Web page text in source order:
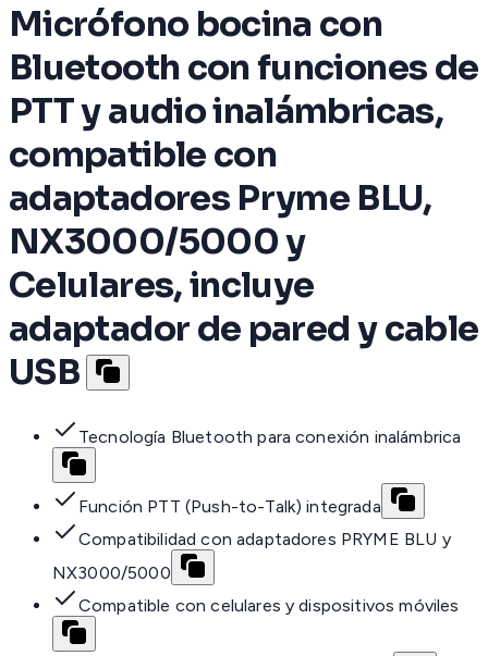
Micrófono bocina con
Bluetooth con funciones de
PTT y audio inalámbricas,
compatible con
adaptadores Pryme BLU,
NX3000/5000 y
Celulares, incluye
adaptador de pared y cable
USB
Tecnología Bluetooth para conexión inalámbrica
Función PTT (Push-to-Talk) integrada
Compatibilidad con adaptadores PRYME BLU y
NX3000/5000
Compatible con celulares y dispositivos móviles